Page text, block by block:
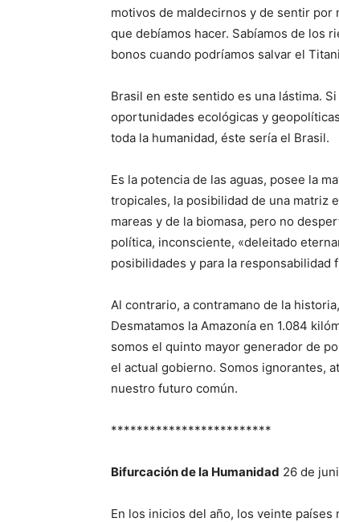
motivos de maldecirnos y de sentir
que debíamos hacer. Sabíamos de los
bonos cuando podríamos salvar el
Brasil en este sentido es una lástima.
oportunidades ecológicas y
toda la humanidad, éste sería el Brasil.
Es la potencia de las aguas, posee la
tropicales, la posibilidad de una matriz
mareas y de la biomasa, pero no
política, inconsciente, «deleitado
posibilidades y para la responsabilidad
Al contrario, a contramano de la
Desmatamos la Amazonía en 1.084
somos el quinto mayor generador de
el actual gobierno. Somos ignorantes,
nuestro futuro común.
*************************
Bifurcación de la Humanidad 26 de
En los inicios del año, los veinte